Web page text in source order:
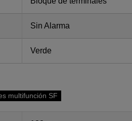
Sin Alarma
Verde
multifunción SF